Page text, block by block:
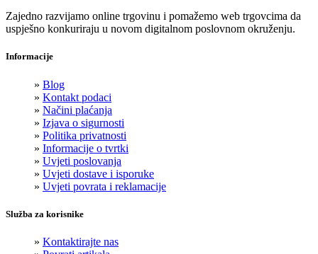
Zajedno razvijamo online trgovinu i pomažemo web trgovcima da
uspješno konkuriraju u novom digitalnom poslovnom okruženju.
Informacije
» Blog
» Kontakt podaci
» Načini plaćanja
» Izjava o sigurnosti
» Politika privatnosti
» Informacije o tvrtki
» Uvjeti poslovanja
» Uvjeti dostave i isporuke
» Uvjeti povrata i reklamacije
Služba za korisnike
» Kontaktirajte nas